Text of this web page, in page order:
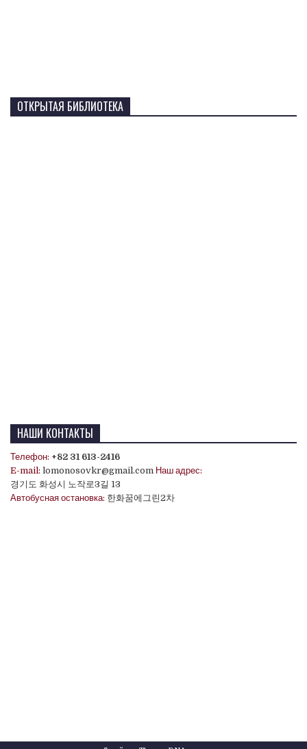
ОТКРЫТАЯ БИБЛИОТЕКА
НАШИ КОНТАКТЫ
Телефон: +82 31 613-2416
E-mail: lomonosovkr@gmail.com Наш адрес:
경기도 화성시 노작로3길 13
Автобусная остановка: 한화꿈에그린2차